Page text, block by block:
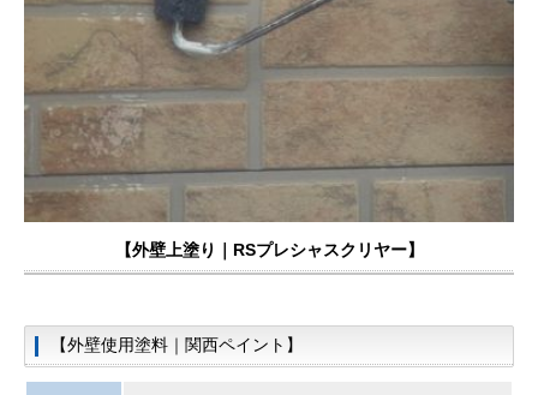
【外壁上塗り ｜RSプレシャスクリヤー】
【外壁使用塗料｜関西ペイント】